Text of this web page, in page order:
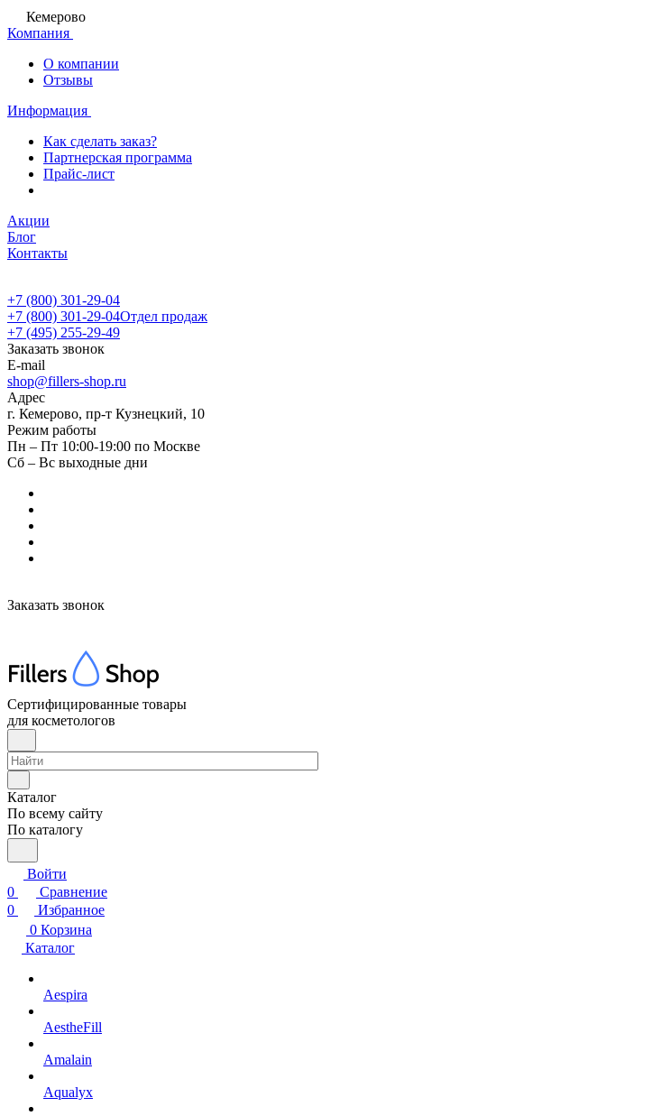
Кемерово
Компания
О компании
Отзывы
Информация
Как сделать заказ?
Партнерская программа
Прайс-лист
Акции
Блог
Контакты
+7 (800) 301-29-04
+7 (800) 301-29-04Отдел продаж
+7 (495) 255-29-49
Заказать звонок
E-mail
shop@fillers-shop.ru
Адрес
г. Кемерово, пр-т Кузнецкий, 10
Режим работы
Пн – Пт 10:00-19:00 по Москве
Сб – Вс выходные дни
Заказать звонок
Сертифицированные товары
для косметологов
Каталог
По всему сайту
По каталогу
Войти
0
Сравнение
0
Избранное
0 Корзина
Каталог
Aespira
AestheFill
Amalain
Aqualyx